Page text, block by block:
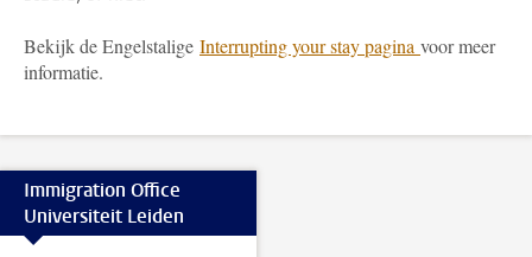
Bekijk de Engelstalige Interrupting your stay pagina voor meer
informatie.
Immigration Office
Universiteit Leiden